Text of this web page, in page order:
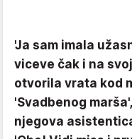
'Ja sam imala
viceve čak i na
otvorila vrata kod
'Svadbenog
njegova